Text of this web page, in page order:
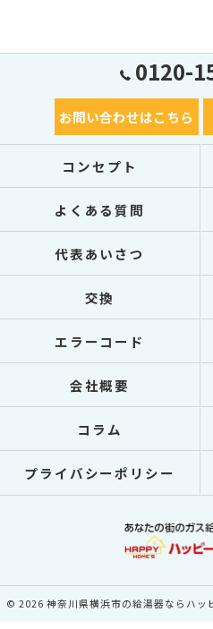
0120-
お問い合わせはこちら
コンセプト
よくある質問
代表あいさつ
交換
エラーコード
会社概要
コラム
プライバシーポリシー
© 2026 神奈川県横浜市の給湯器ならハッ